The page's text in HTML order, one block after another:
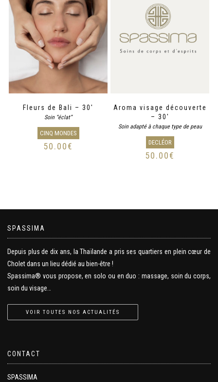
Fleurs de Bali – 30′
Soin “éclat”
CINQ MONDES
50.00€
Aroma visage découverte
– 30′
Soin adapté à chaque type de peau
DECLÉOR
50.00€
SPASSIMA
Depuis plus de dix ans, la Thaïlande a pris ses quartiers en plein cœur de
Cholet dans un lieu dédié au bien-être !
Spassima® vous propose, en solo ou en duo : massage, soin du corps,
soin du visage…
VOIR TOUTES NOS ACTUALITÉS
CONTACT
SPASSIMA